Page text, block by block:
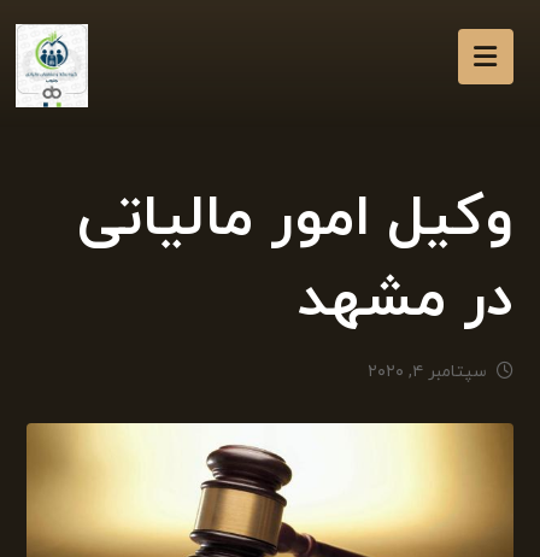
وکیل امور مالیاتی
در مشهد
سپتامبر ۴, ۲۰۲۰